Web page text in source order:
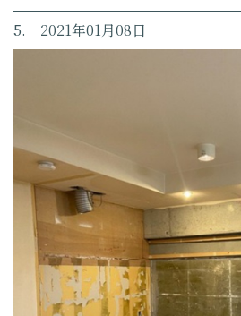
5. 2021年01月08日